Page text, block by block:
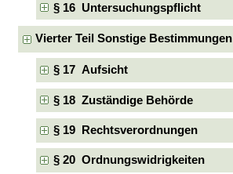
§ 16 Untersuchungspflicht
Vierter Teil Sonstige Bestimmungen
§ 17 Aufsicht
§ 18 Zuständige Behörde
§ 19 Rechtsverordnungen
§ 20 Ordnungswidrigkeiten